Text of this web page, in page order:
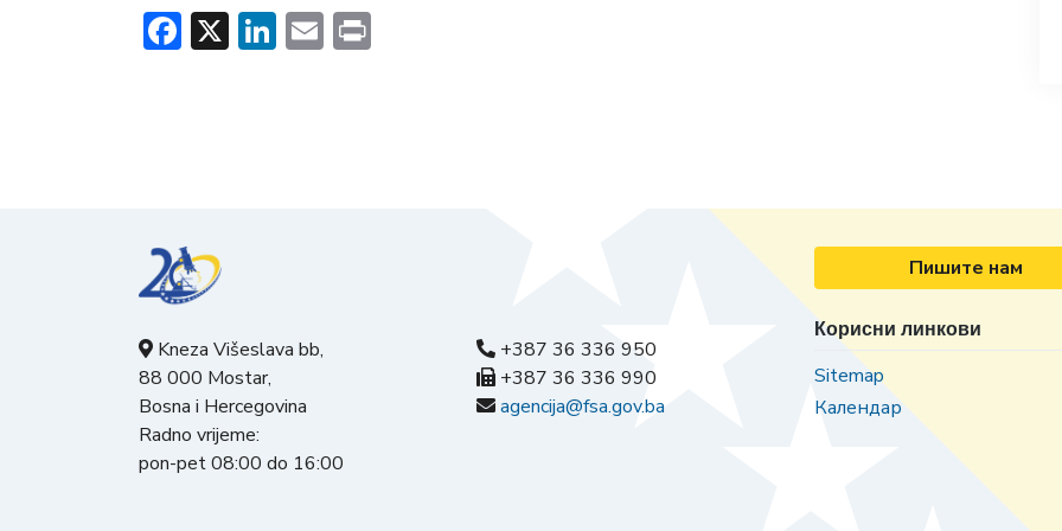
Facebook
X LinkedIn
Email
Kneza Višeslava bb,
88 000 Mostar,
Bosna i Hercegovina
Radno vrijeme:
pon-pet 08:00 do 16:00
+387 36 336 950
+387 36 336 990
agencija@fsa.gov.ba
Пишите нам
Корисни линкови
Sitemap
Календар